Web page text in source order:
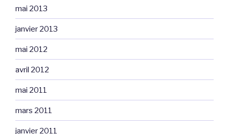
mai 2013
janvier 2013
mai 2012
avril 2012
mai 2011
mars 2011
janvier 2011